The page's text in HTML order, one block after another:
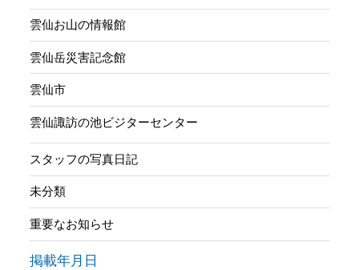
雲仙お山の情報館
雲仙岳災害記念館
雲仙市
雲仙諏訪の池ビジターセンター
スタッフの写真日記
未分類
重要なお知らせ
掲載年月日